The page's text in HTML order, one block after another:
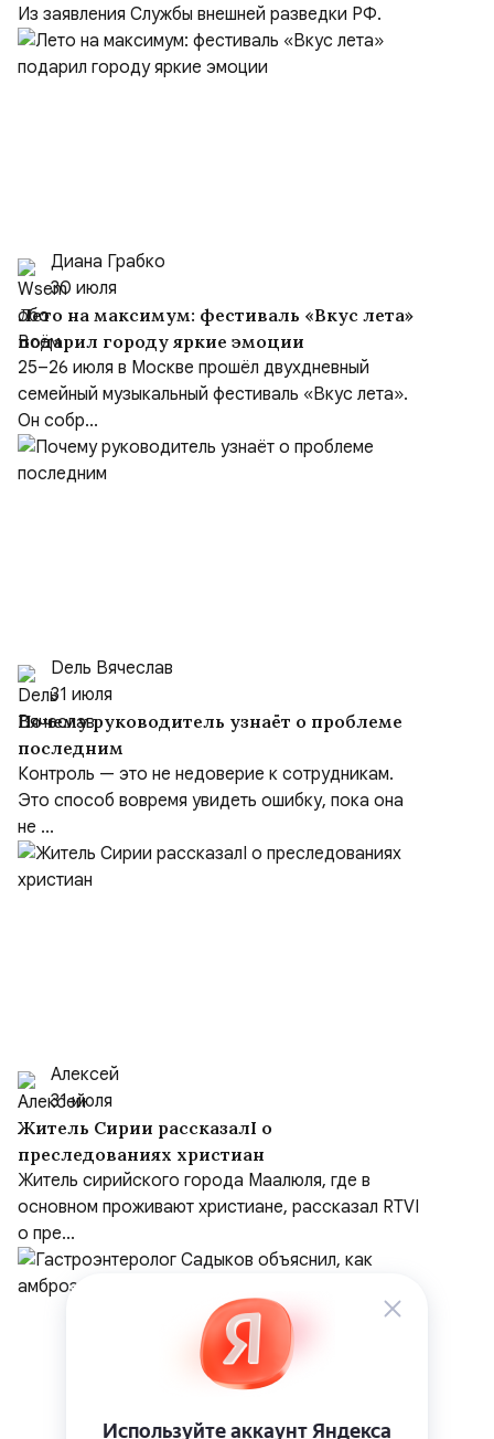
Из заявления Службы внешней разведки РФ.
Диана Грабко
30 июля
Лето на максимум: фестиваль «Вкус лета»
подарил городу яркие эмоции
25–26 июля в Москве прошёл двухдневный
семейный музыкальный фестиваль «Вкус лета».
Он собр...
Dель Вячеслав
31 июля
Почему руководитель узнаёт о проблеме
последним
Контроль — это не недоверие к сотрудникам.
Это способ вовремя увидеть ошибку, пока она
не ...
Алексей
31 июля
Житель Сирии рассказалI о
преследованиях христиан
Житель сирийского города Маалюля, где в
основном проживают христиане, рассказал RTVI
о пре...